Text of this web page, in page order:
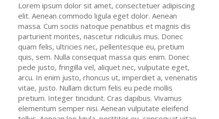
Lorem ipsum dolor sit amet, consectetuer adipiscing
elit. Aenean commodo ligula eget dolor. Aenean
massa. Cum sociis natoque penatibus et magnis dis
parturient montes, nascetur ridiculus mus. Donec
quam felis, ultricies nec, pellentesque eu, pretium
quis, sem. Nulla consequat massa quis enim. Donec
pede justo, fringilla vel, aliquet nec, vulputate eget,
arcu. In enim justo, rhoncus ut, imperdiet a, venenatis
vitae, justo. Nullam dictum felis eu pede mollis
pretium. Integer tincidunt. Cras dapibus. Vivamus
elementum semper nisi. Aenean vulputate eleifend